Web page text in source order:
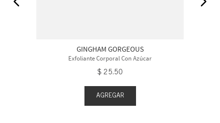
GINGHAM GORGEOUS
Exfoliante Corporal Con Azúcar
$ 25.50
AGREGAR